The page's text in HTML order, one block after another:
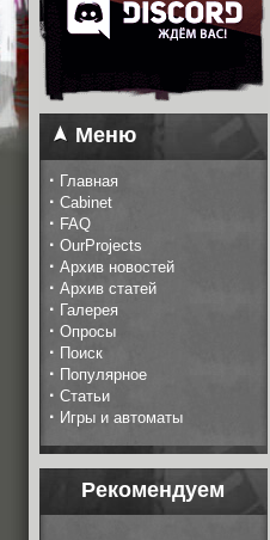
Меню
· Главная
· Cabinet
· FAQ
· OurProjects
· Архив новостей
· Архив статей
· Галерея
· Опросы
· Поиск
· Популярное
· Статьи
· Игры и автоматы
Рекомендуем